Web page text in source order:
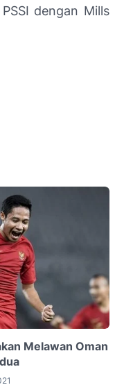
dengan Mills
Melawan Oman